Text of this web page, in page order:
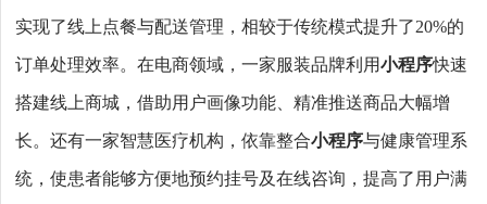
实现了线上点餐与配送管理，相较于传统模式提升了20%的
订单处理效率。在电商领域，一家服装品牌利用小程序快速
搭建线上商城，借助用户画像功能、精准推送商品大幅增
长。还有一家智慧医疗机构，依靠整合小程序与健康管理系
统，使患者能够方便地预约挂号及在线咨询，提高了用户满